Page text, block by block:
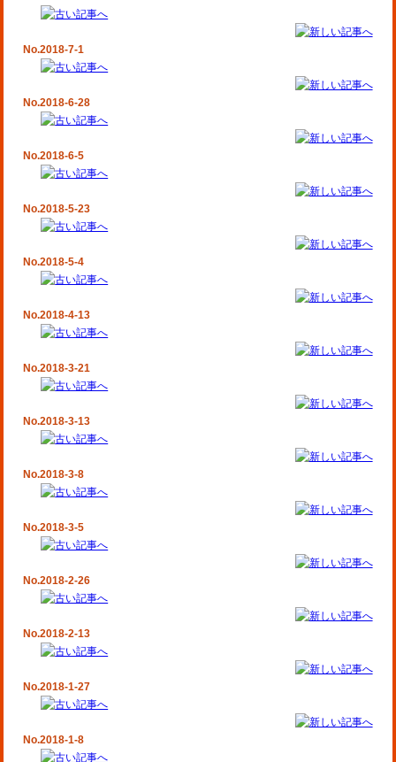
No.2018-7-1
No.2018-6-28
No.2018-6-5
No.2018-5-23
No.2018-5-4
No.2018-4-13
No.2018-3-21
No.2018-3-13
No.2018-3-8
No.2018-3-5
No.2018-2-26
No.2018-2-13
No.2018-1-27
No.2018-1-8